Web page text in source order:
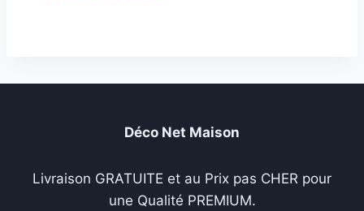
Déco Net Maison
Livraison GRATUITE et au Prix pas CHER pour
une Qualité PREMIUM.